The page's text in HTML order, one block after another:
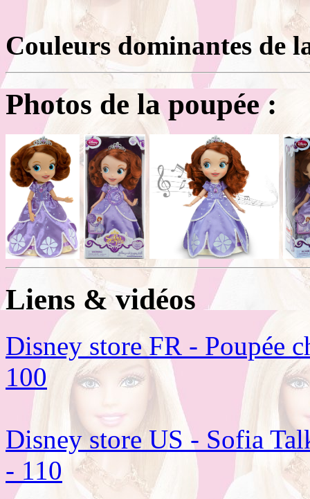
Couleurs dominantes de
Photos de la poupée :
Liens & vidéos
Disney store FR - Poupée
100
Disney store US - Sofia
- 110